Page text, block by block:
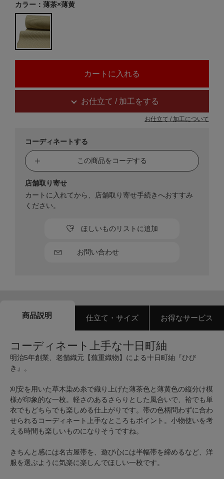
カラー：薄茶×薄黄
お仕立て / 加工をする
お仕立て / 加工について
コーディネートする
この商品をコーデする
お問い合わせ
ほしいものリストに追加
店舗取り寄せ
カートに入れてから、店舗取り寄せ手続きへおすすみ
ください。
商品説明 仕立て・サイズ お得なサービス
コーディネート上手な十日町紬
明治5年創業、老舗織元【蕪重織物】による十日町紬『ひび
き』。
刈安を用いた草木染め糸で織り上げた薄茶色と薄黄色の縦分け模
様が印象的な一枚。軽さのあるさらりとした風合いで、袷でも単
衣でもどちらでも楽しめる仕上がりです。帯の色柄問わずに合わ
せられるコーディネート上手なところもポイント。小物使いを考
える時間も楽しいものになりそうですね。
きちんと感には名古屋帯を、遊び心には半幅帯を締めるなど、洋
服を選ぶように気楽に楽しんでほしい一枚です。